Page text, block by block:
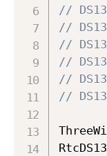
//
//
//
//
//
//